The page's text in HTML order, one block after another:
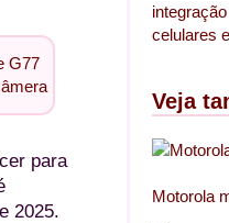
G77
para
2025.
celulares
Veja
Motorola